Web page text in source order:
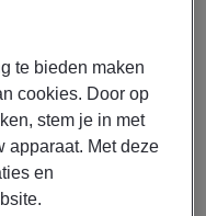
klanten
werkzaamheden
of regeltechniek
zowel op
met oog voor
te bieden maken
cookies. Door op
stem je in met
apparaat. Met deze
en